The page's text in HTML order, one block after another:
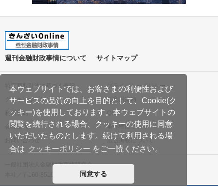
本ウェブサイトでは、お客さまの利便性および
サービスの品質の向上を目的として、Cookie(ク
ッキー)を使用しております。本ウェブサイトの
閲覧を続行される場合、クッキーの使用に同意
いただいたものとします。続けて利用される場
合は クッキーポリシー をご一読ください。
同意する
週刊金融財政事情について サイトマップ
特定商取引法に基づく表記
プライバシーポリシー
クッキーポリシー
ご利用案内
利用規約
Q&A
会社案内
著作権について
お問い合わせ
広告掲載について
一般社団法人金融財政事情研究会
本社／〒160-8519 東京都新宿区南元町19